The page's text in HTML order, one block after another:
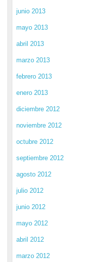
junio 2013
mayo 2013
abril 2013
marzo 2013
febrero 2013
enero 2013
diciembre 2012
noviembre 2012
octubre 2012
septiembre 2012
agosto 2012
julio 2012
junio 2012
mayo 2012
abril 2012
marzo 2012